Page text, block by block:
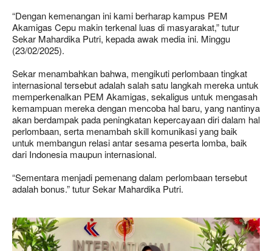
“Dengan kemenangan ini kami berharap kampus PEM
Akamigas Cepu makin terkenal luas di masyarakat,” tutur
Sekar Mahardika Putri, kepada awak media ini. Minggu
(23/02/2025).
Sekar menambahkan bahwa, mengikuti perlombaan tingkat
internasional tersebut adalah salah satu langkah mereka untuk
memperkenalkan PEM Akamigas, sekaligus untuk mengasah
kemampuan mereka dengan mencoba hal baru, yang nantinya
akan berdampak pada peningkatan kepercayaan diri dalam hal
perlombaan, serta menambah skill komunikasi yang baik
untuk membangun relasi antar sesama peserta lomba, baik
dari Indonesia maupun internasional.
“Sementara menjadi pemenang dalam perlombaan tersebut
adalah bonus.” tutur Sekar Mahardika Putri.